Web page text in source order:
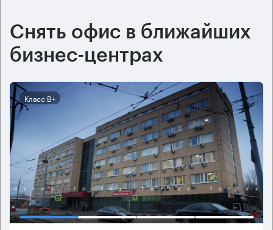
Снять офис в ближайших
бизнес-центрах
Класс B+